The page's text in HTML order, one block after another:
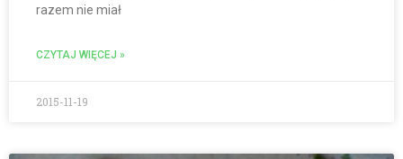
razem nie miał
CZYTAJ WIĘCEJ »
2015-11-19